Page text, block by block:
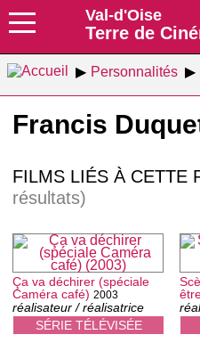
Val-d'Oise
Terre de
Personnalités
Francis
FILMS LIÉS À CETTE
résultats)
SÉRIE TÉLÉVISÉE
Ça va déchirer (spéciale
Caméra café) 2003
réalisateur / réalisatrice